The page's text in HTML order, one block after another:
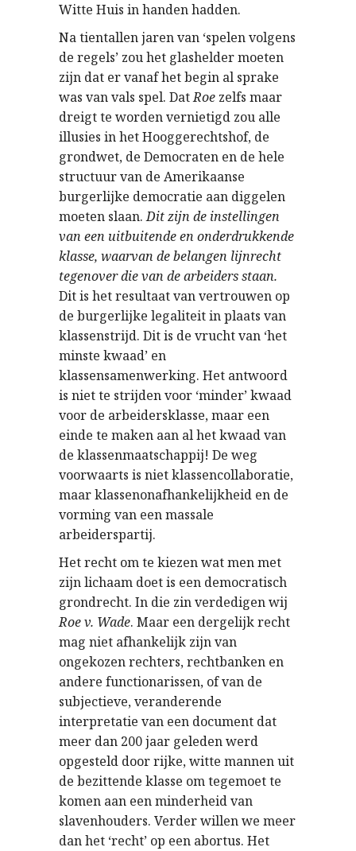
Witte Huis in handen hadden.
Na tientallen jaren van ‘spelen volgens
de regels’ zou het glashelder moeten
zijn dat er vanaf het begin al sprake
was van vals spel. DatRoe zelfs maar
dreigt te worden vernietigd zou alle
illusies in het Hooggerechtshof, de
grondwet, de Democraten en de hele
structuur van de Amerikaanse
burgerlijke democratie aan diggelen
moeten slaan.Dit zijn de instellingen
van een uitbuitende en onderdrukkende
klasse, waarvan de belangen lijnrecht
tegenover die van de arbeiders staan.
Dit is het resultaat van vertrouwen op
de burgerlijke legaliteit in plaats van
klassenstrijd. Dit is de vrucht van ‘het
minste kwaad’ en
klassensamenwerking. Het antwoord
is niet te strijden voor ‘minder’ kwaad
voor de arbeidersklasse, maar een
einde te maken aan al het kwaad van
de klassenmaatschappij! De weg
voorwaarts is niet klassencollaboratie,
maar klassenonafhankelijkheid en de
vorming van een massale
arbeiderspartij.
Het recht om te kiezen wat men met
zijn lichaam doet is een democratisch
grondrecht. In die zin verdedigen wij
Roe v. Wade. Maar een dergelijk recht
mag niet afhankelijk zijn van
ongekozen rechters, rechtbanken en
andere functionarissen, of van de
subjectieve, veranderende
interpretatie van een document dat
meer dan 200 jaar geleden werd
opgesteld door rijke, witte mannen uit
de bezittende klasse om tegemoet te
komen aan een minderheid van
slavenhouders. Verder willen we meer
dan het ‘recht’ op een abortus. Het